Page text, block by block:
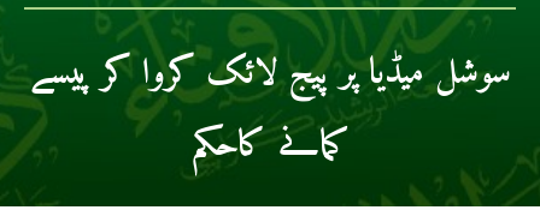
سوشل میڈیا پر پیج لائک کروا کر پیسے
کمانے کاحکم